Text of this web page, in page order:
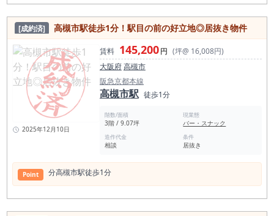
は、ぜひ一度ご確認いただきたい物件です。 造作譲渡無償、礼
金0円、保証金0ヶ月、契約金75万円以下という条件は、開業
リスクを抑えたい方にとって大きなメリットです。 高槻市駅前
で小さく始めたい方、テイクアウト業態で勝負したい方、駅近
の小型店舗を探していた方は、早めの内見をおすすめします。
条件がここまで下がった今が、最も検討しやすいタイミングで
す。
[成約済] 高槻市駅徒歩1分！駅目の前の好立地◎居抜き物件
2025年12月10日
賃料 145,200円 (坪@ 16,008円)
大阪府高槻市
阪急京都本線
高槻市駅 徒歩1分
階数/面積
3階 / 9.07坪
現業態
バー・スナック
造作代金
相談
条件
居抜き
Point 分高槻市駅徒歩1分